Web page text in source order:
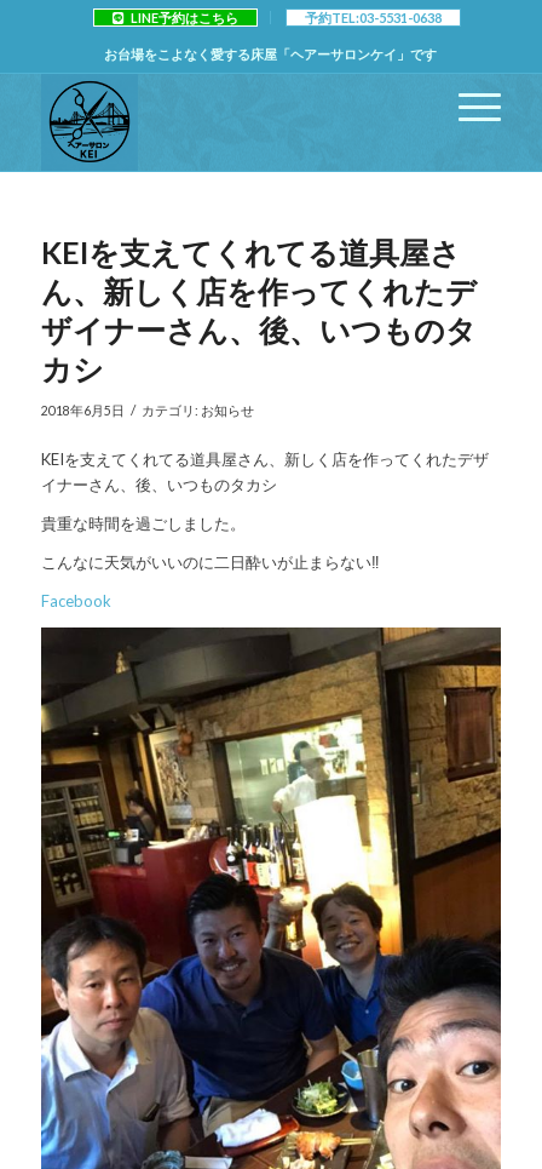
LINE予約はこちら 予約TEL:03-5531-0638
お台場をこよなく愛する床屋「ヘアーサロンケイ」です
KEIを支えてくれてる道具屋さ
ん、新しく店を作ってくれたデ
ザイナーさん、後、いつものタ
カシ
2018年6月5日 / カテゴリ: お知らせ
KEIを支えてくれてる道具屋さん、新しく店を作ってくれたデザ
イナーさん、後、いつものタカシ
貴重な時間を過ごしました。
こんなに天気がいいのに二日酔いが止まらない‼️
Facebook